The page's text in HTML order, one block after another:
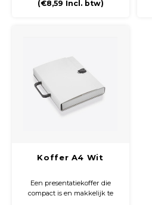
kunststoffen clip sluiting.
(€8,59 Incl. btw)
Koffer A4 Wit
Een presentatiekoffer die
compact is en makkelijk te